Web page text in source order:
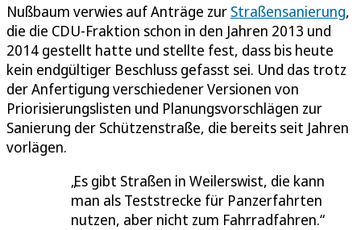
Nußbaum verwies auf Anträge zur Straßensanierung,
die die CDU-Fraktion schon in den Jahren 2013 und
2014 gestellt hatte und stellte fest, dass bis heute
kein endgültiger Beschluss gefasst sei. Und das trotz
der Anfertigung verschiedener Versionen von
Priorisierungslisten und Planungsvorschlägen zur
Sanierung der Schützenstraße, die bereits seit Jahren
vorlägen.
Es gibt Straßen in Weilerswist, die kann
man als Teststrecke für Panzerfahrten
nutzen, aber nicht zum Fahrradfahren.